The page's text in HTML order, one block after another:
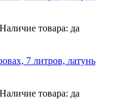
Наличие товара: да
Наличие товара: да